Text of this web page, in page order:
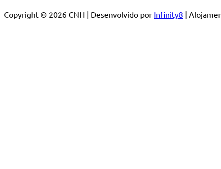
Copyright © 2026 CNH | Desenvolvido por Infinity8 |